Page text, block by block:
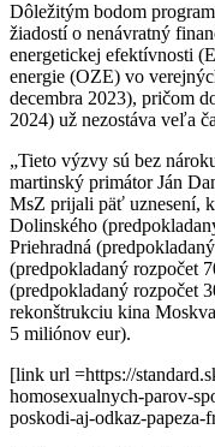
Dôležitým bodom
žiadostí o nenávratný
energetickej efektívnosti
energie (OZE) vo
decembra 2023), pričom
2024) už nezostáva veľa
„Tieto výzvy sú bez
martinský primátor Ján
MsZ prijali päť uznesení,
Dolinského
Priehradná
(predpokladaný rozpočet
(predpokladaný rozpočet
rekonštrukciu kina
5 miliónov eur).
[link url =https://
homosexualnych-parov-
poskodi-aj-odkaz-papeza-